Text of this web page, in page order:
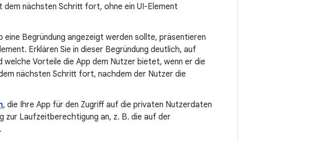
nächsten Schritt fort, ohne ein UI-Element
Begründung angezeigt werden sollte, präsentieren
Erklären Sie in dieser Begründung deutlich, auf
Vorteile die App dem Nutzer bietet, wenn er die
nächsten Schritt fort, nachdem der Nutzer die
, die Ihre App für den Zugriff auf die privaten Nutzerdaten
Laufzeitberechtigung an, z. B. die auf der